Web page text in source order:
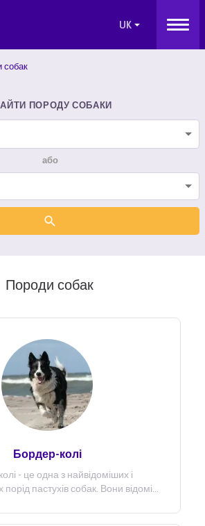
собак
ПОРОДУ СОБАКИ
або
Породи собак
Бордер-колі
- це одна з найвідоміших і
пастухів собак. Вони відомі...